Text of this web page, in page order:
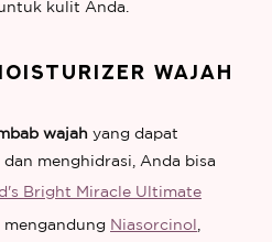
kulit Anda.
WAJAH
wajah yang dapat
menghidrasi, Anda bisa
Bright Miracle Ultimate
mengandung Niasorcinol